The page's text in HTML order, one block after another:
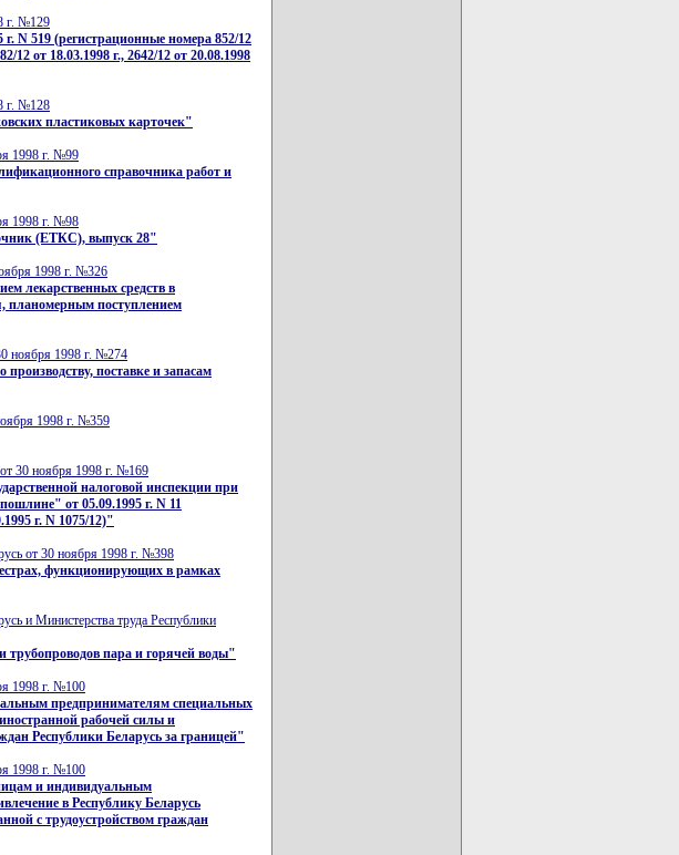
г. №129
N 519 (регистрационные номера 852/12
12 от 18.03.1998 г., 2642/12 от 20.08.1998
г. №128
пластиковых карточек"
1998 г. №99
справочника работ и
1998 г. №98
(ЕТКС), выпуск 28"
1998 г. №326
лекарственных средств в
планомерным поступлением
ноября 1998 г. №274
поставке и запасам
1998 г. №359
от 30 ноября 1998 г. №169
налоговой инспекции при
от 05.09.1995 г. N 11
г. N 1075/12)"
от 30 ноября 1998 г. №398
функционирующих в рамках
и Министерства труда Республики
трубопроводов пара и горячей воды"
1998 г. №100
предпринимателям специальных
рабочей силы и
Республики Беларусь за границей"
1998 г. №100
и индивидуальным
в Республику Беларусь
с трудоустройством граждан